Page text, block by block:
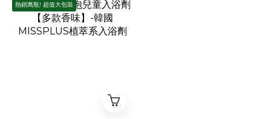
熱銷萬瓶! 超值大包裝